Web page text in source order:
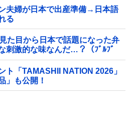
夫婦が日本で出産準備→日本語
る
た目から日本で話題になった弁
激的な味なんだ…？（ﾌﾞﾙﾌﾞ
ト「TAMASHII NATION 2026」
」も公開！